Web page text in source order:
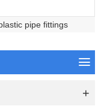
pipe fittings